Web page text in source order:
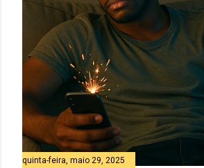
quinta-feira, maio 29, 2025